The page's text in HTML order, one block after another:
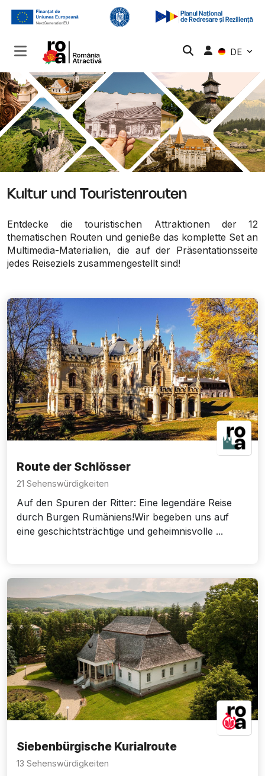
DE
Kultur und Touristenrouten
Entdecke die touristischen Attraktionen der 12
thematischen Routen und genieße das komplette Set an
Multimedia-Materialien, die auf der Präsentationsseite
jedes Reiseziels zusammengestellt sind!
Route der Schlösser
21 Sehenswürdigkeiten
Auf den Spuren der Ritter: Eine legendäre Reise
durch Burgen Rumäniens!Wir begeben uns auf
eine geschichtsträchtige und geheimnisvolle ...
Siebenbürgische Kurialroute
13 Sehenswürdigkeiten